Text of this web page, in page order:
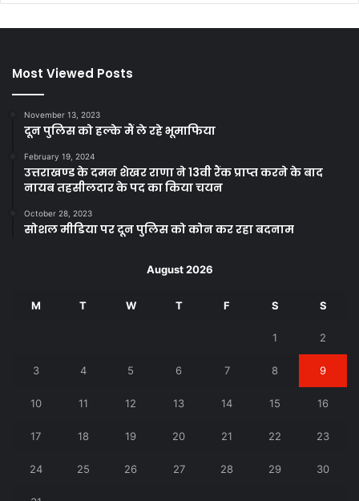
Most Viewed Posts
November 13, 2023
दून पुलिस को हल्के मैं ले रहे भूमाफिया
February 19, 2024
उत्तराखण्ड के दमन शेखर राणा ने 13वी रैंक प्राप्त करने के बाद
नायब तहसीलदार के पद का किया चयन
October 28, 2023
सोशल मीडिया पर दून पुलिस को कोन कर रहा बदनाम
August 2026
M T W T F S S
1 2
3 4 5 6 7 8 9
10 11 12 13 14 15 16
17 18 19 20 21 22 23
24 25 26 27 28 29 30